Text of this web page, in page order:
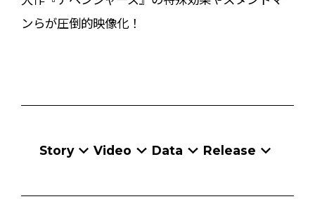
ンらが圧倒的映像化！
Story Video Data Release